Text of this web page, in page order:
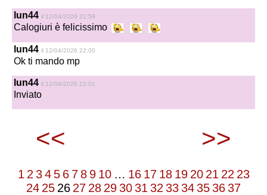
lun44 il 12/04/2026 21:59
Calogiuri è felicissimo
lun44 il 12/04/2026 22:00
Ok ti mando mp
lun44 il 12/04/2026 22:01
Inviato
<< >>
1 2 3 4 5 6 7 8 9 10 … 16 17 18 19 20 21 22 23
24 25 26 27 28 29 30 31 32 33 34 35 36 37